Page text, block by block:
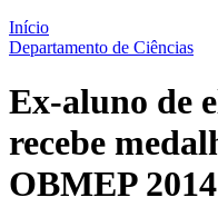
Início
Departamento de Ciências
Ex-aluno de
recebe
OBMEP 2014